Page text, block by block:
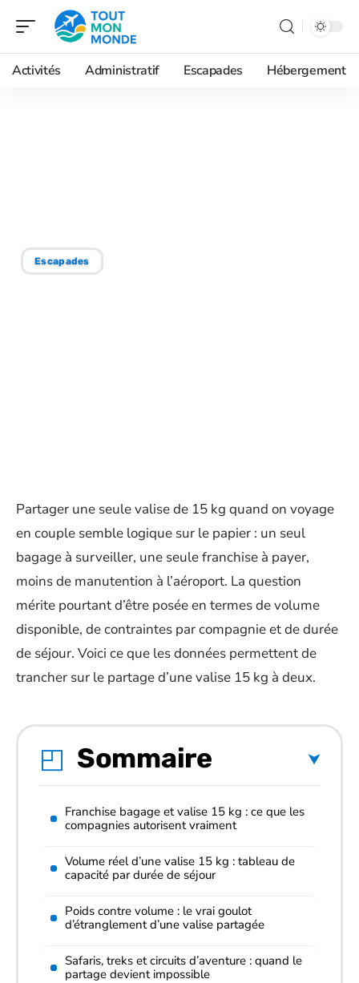
Activités Administratif Escapades Hébergement
Escapades
Partager une seule valise de 15 kg quand on voyage
en couple semble logique sur le papier : un seul
bagage à surveiller, une seule franchise à payer,
moins de manutention à l’aéroport. La question
mérite pourtant d’être posée en termes de volume
disponible, de contraintes par compagnie et de durée
de séjour. Voici ce que les données permettent de
trancher sur le partage d’une valise 15 kg à deux.
Sommaire
Franchise bagage et valise 15 kg : ce que les
compagnies autorisent vraiment
Volume réel d’une valise 15 kg : tableau de
capacité par durée de séjour
Poids contre volume : le vrai goulot
d’étranglement d’une valise partagée
Safaris, treks et circuits d’aventure : quand le
partage devient impossible